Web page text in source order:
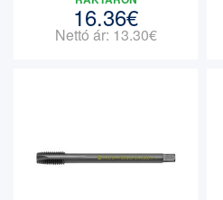
16.36€
Nettó ár: 13.30€